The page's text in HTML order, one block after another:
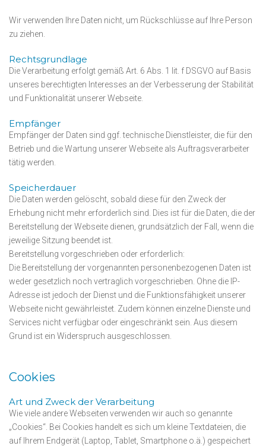
Wir verwenden Ihre Daten nicht, um Rückschlüsse auf Ihre Person
zu ziehen.
Rechtsgrundlage
Die Verarbeitung erfolgt gemäß Art. 6 Abs. 1 lit. f DSGVO auf Basis
unseres berechtigten Interesses an der Verbesserung der Stabilität
und Funktionalität unserer Webseite.
Empfänger
Empfänger der Daten sind ggf. technische Dienstleister, die für den
Betrieb und die Wartung unserer Webseite als Auftragsverarbeiter
tätig werden.
Speicherdauer
Die Daten werden gelöscht, sobald diese für den Zweck der
Erhebung nicht mehr erforderlich sind. Dies ist für die Daten, die der
Bereitstellung der Webseite dienen, grundsätzlich der Fall, wenn die
jeweilige Sitzung beendet ist.
Bereitstellung vorgeschrieben oder erforderlich:
Die Bereitstellung der vorgenannten personenbezogenen Daten ist
weder gesetzlich noch vertraglich vorgeschrieben. Ohne die IP-
Adresse ist jedoch der Dienst und die Funktionsfähigkeit unserer
Webseite nicht gewährleistet. Zudem können einzelne Dienste und
Services nicht verfügbar oder eingeschränkt sein. Aus diesem
Grund ist ein Widerspruch ausgeschlossen.
Cookies
Art und Zweck der Verarbeitung
Wie viele andere Webseiten verwenden wir auch so genannte
„Cookies“. Bei Cookies handelt es sich um kleine Textdateien, die
auf Ihrem Endgerät (Laptop, Tablet, Smartphone o.ä.) gespeichert